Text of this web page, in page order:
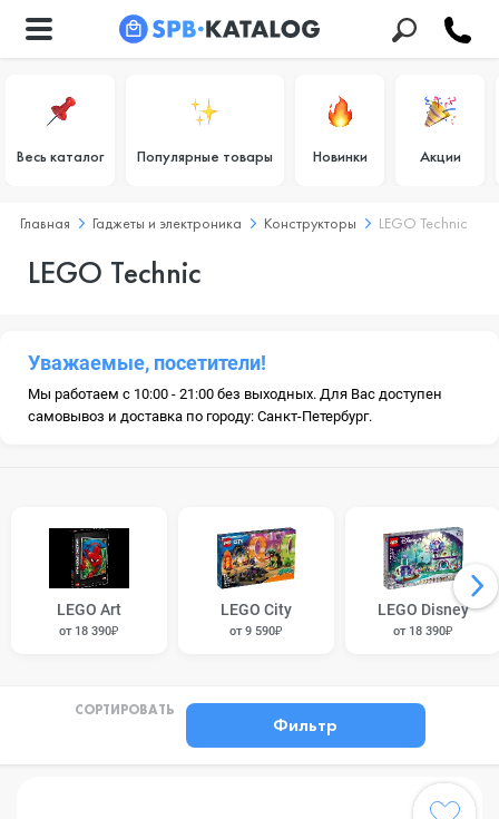
Весь каталог Популярные товары Новинки Акции
Главная Гаджеты и электроника Конструкторы LEGO Technic
LEGO Technic
Уважаемые, посетители!
Мы работаем с 10:00 - 21:00 без выходных. Для Вас доступен
самовывоз и доставка по городу: Санкт-Петербург.
LEGO Art
от 18 390₽
LEGO City
от 9 590₽
LEGO Disney
от 18 390₽
СОРТИРОВАТЬ
Фильтр